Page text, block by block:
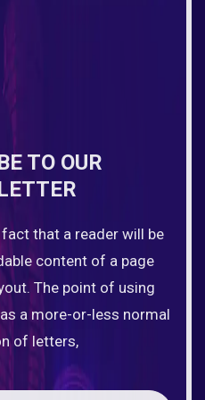
TO OUR
that a reader will be
content of a page
The point of using
a more-or-less normal
of letters,